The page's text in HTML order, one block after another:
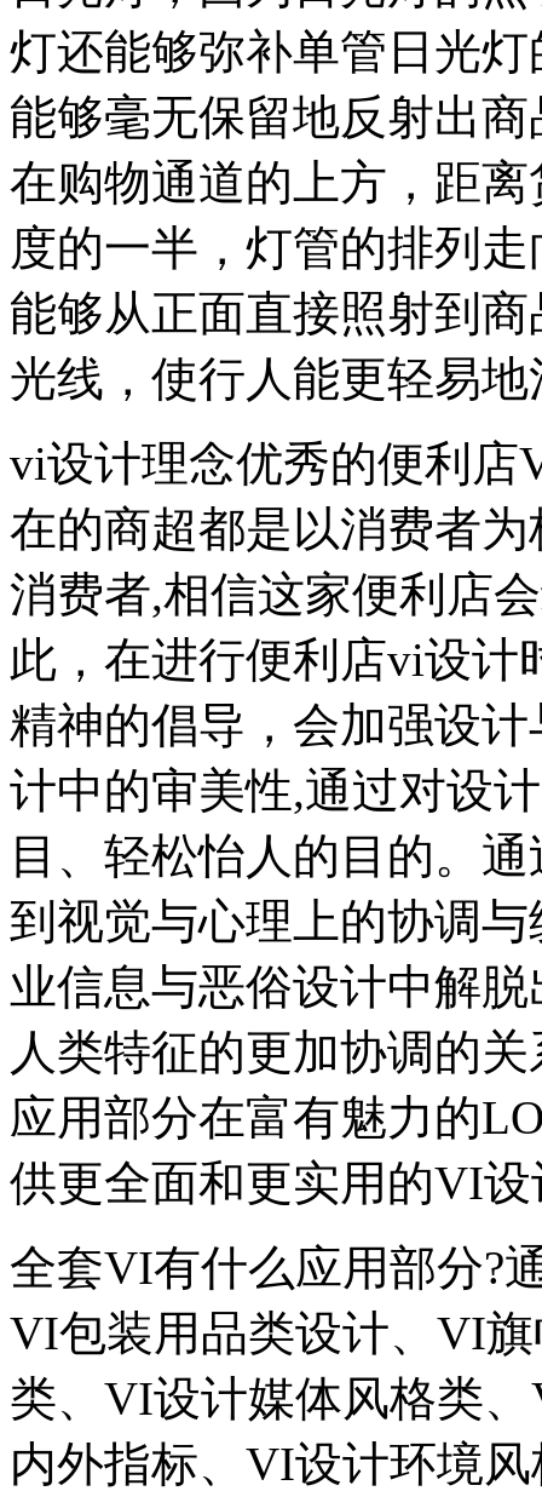
灯还能够弥补单管日光
能够毫无保留地反射出
在购物通道的上方，距
度的一半，灯管的排列
能够从正面直接照射到
光线，使行人能更轻易
vi设计理念优秀的便利店
在的商超都是以消费者
消费者,相信这家便利店
此，在进行便利店vi设计
精神的倡导，会加强设
计中的审美性,通过对设
目、轻松怡人的目的。
到视觉与心理上的协调
业信息与恶俗设计中解
人类特征的更加协调的
应用部分在富有魅力的
供更全面和更实用的VI
全套VI有什么应用部分?
VI包装用品类设计、VI
类、VI设计媒体风格类
内外指标、VI设计环境